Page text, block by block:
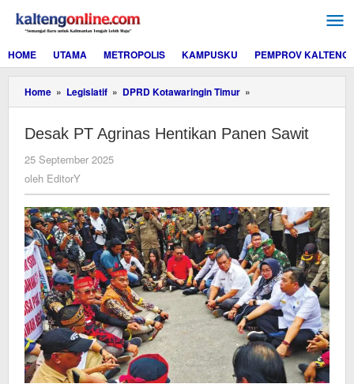
konten
HOME
UTAMA METROPOLIS KAMPUSKU PEMPROV KALTENG
Home » Legislatif » DPRD Kotawaringin Timur »
PT
Hentikan
Desak PT Agrinas Hentikan Panen Sawit
25 September 2025
oleh EditorY